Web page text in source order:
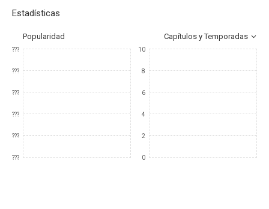
Estadísticas
Popularidad Capítulos y Temporadas
???
???
???
???
???
???
10
8
6
4
2
0